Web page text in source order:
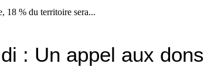
18 % du territoire sera...
: Un appel aux dons